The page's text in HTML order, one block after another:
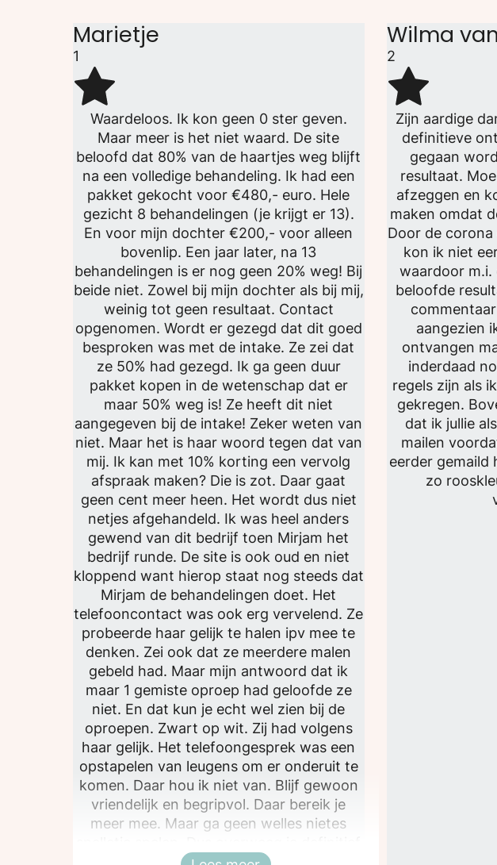
Marietje
1
Waardeloos. Ik kon geen 0 ster geven.
Maar meer is het niet waard. De site
beloofd dat 80% van de haartjes weg blijft
na een volledige behandeling. Ik had een
pakket gekocht voor €480,- euro. Hele
gezicht 8 behandelingen (je krijgt er 13).
En voor mijn dochter €200,- voor alleen
bovenlip. Een jaar later, na 13
behandelingen is er nog geen 20% weg! Bij
beide niet. Zowel bij mijn dochter als bij mij,
weinig tot geen resultaat. Contact
opgenomen. Wordt er gezegd dat dit goed
besproken was met de intake. Ze zei dat
ze 50% had gezegd. Ik ga geen duur
pakket kopen in de wetenschap dat er
maar 50% weg is! Ze heeft dit niet
aangegeven bij de intake! Zeker weten van
niet. Maar het is haar woord tegen dat van
mij. Ik kan met 10% korting een vervolg
afspraak maken? Die is zot. Daar gaat
geen cent meer heen. Het wordt dus niet
netjes afgehandeld. Ik was heel anders
gewend van dit bedrijf toen Mirjam het
bedrijf runde. De site is ook oud en niet
kloppend want hierop staat nog steeds dat
Mirjam de behandelingen doet. Het
telefooncontact was ook erg vervelend. Ze
probeerde haar gelijk te halen ipv mee te
denken. Zei ook dat ze meerdere malen
gebeld had. Maar mijn antwoord dat ik
maar 1 gemiste oproep had geloofde ze
niet. En dat kun je echt wel zien bij de
oproepen. Zwart op wit. Zij had volgens
haar gelijk. Het telefoongesprek was een
opstapelen van leugens om er onderuit te
komen. Daar hou ik niet van. Blijf gewoon
vriendelijk en begripvol. Daar bereik je
meer mee. Maar ga geen welles nietes
ontharen? KIES DAN ZEKER NIET VOOR
Wilma
2
Zijn aardige
definitieve
gegaan
resultaat.
afzeggen en
maken omdat
Door de
kon ik niet
waardoor m.i.
beloofde
aangezien
ontvangen
inderdaad
regels zijn als
gekregen.
dat ik jullie
mailen
eerder gemaild
zo